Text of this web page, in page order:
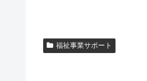
福祉事業サポート